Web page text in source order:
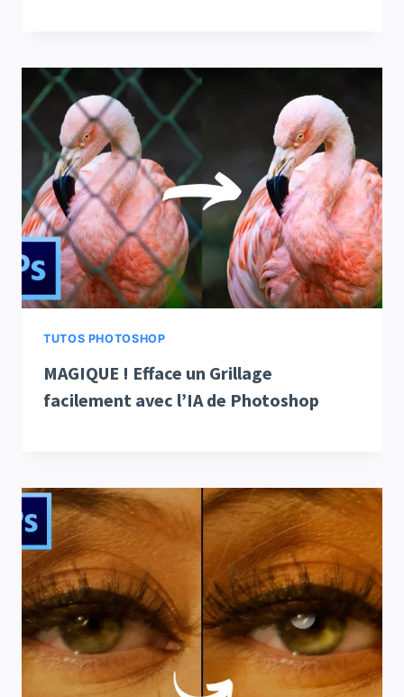
TUTOS PHOTOSHOP
MAGIQUE ! Efface un Grillage
facilement avec l’IA de Photoshop